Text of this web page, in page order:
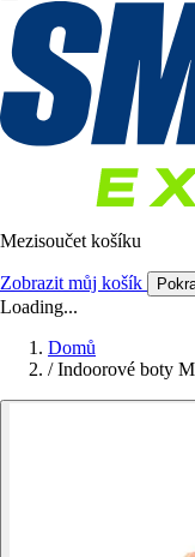
Mezisoučet košíku
Zobrazit můj košík
Loading...
Domů
/ Indoorové boty